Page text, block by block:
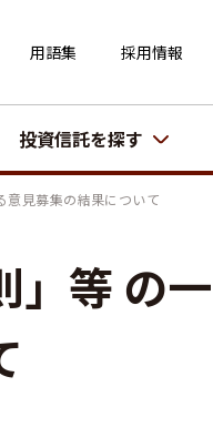
用語集 採用情報
投資信託を探す
意見募集の結果について
」等 の